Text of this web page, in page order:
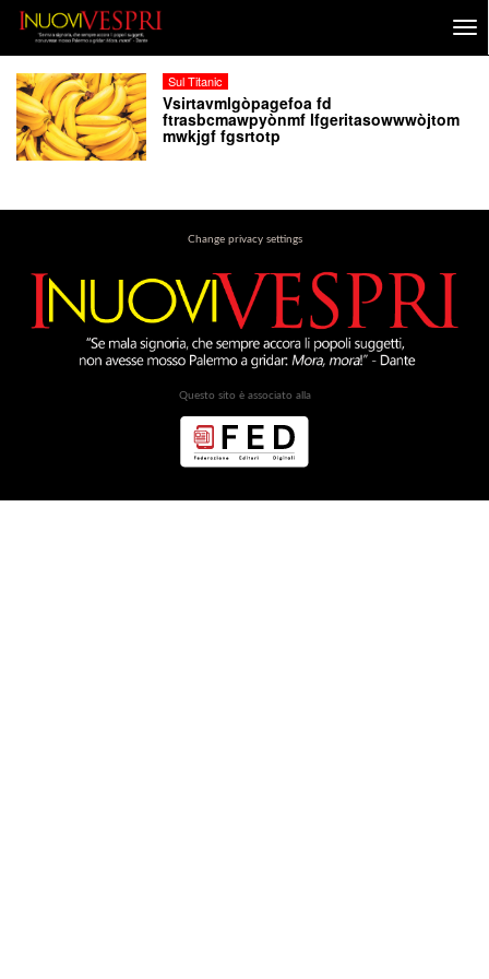
Sul Titanic
Vsirtavmlgòpagefoa fd
ftrasbcmawpyònmf lfgeritasowwwòjtom
mwkjgf fgsrtotp
Change privacy settings
Questo sito è associato alla